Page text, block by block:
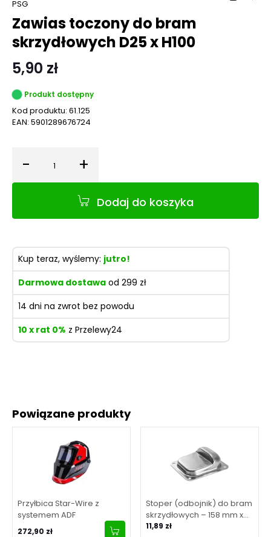
Powiązane produkty
Przyłbica Star-Wire z
systemem ADF
272,90 zł
Stoper (odbojnik) do bram
skrzydłowych – 158 mm x
138 mm x H50 mm
11,89 zł
Zawias toczony do bram
skrzydłowych D25 x H100
5,90 zł
Produkt dostępny
Kod produktu: 61.125
EAN: 5901289676724
- Ilość +
Dodaj do koszyka
Kup teraz, wyślemy: jutro!
Darmowa dostawa od 299 zł
14 dni na zwrot bez powodu
10 x rat 0% z Przelewy24